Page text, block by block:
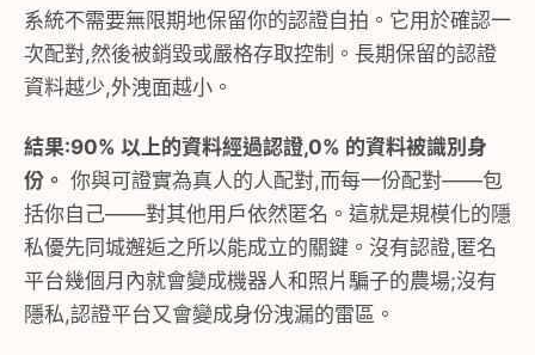
系統不需要無限期地保留你的認證自拍。它用於確認一
次配對,然後被銷毀或嚴格存取控制。長期保留的認證
資料越少,外洩面越小。
結果:90% 以上的資料經過認證,0% 的資料被識別身
份。 你與可證實為真人的人配對,而每一份配對——包
括你自己——對其他用戶依然匿名。這就是規模化的隱
私優先同城邂逅之所以能成立的關鍵。沒有認證,匿名
平台幾個月內就會變成機器人和照片騙子的農場;沒有
隱私,認證平台又會變成身份洩漏的雷區。